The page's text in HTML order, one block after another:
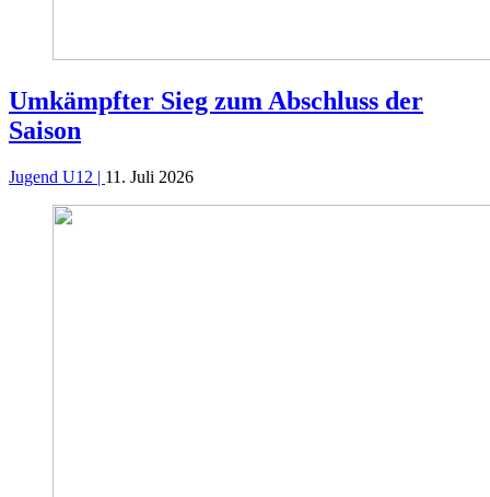
Umkämpfter Sieg zum Abschluss der
Saison
Jugend U12 | 11. Juli 2026